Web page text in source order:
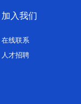
加入我们
在线联系
人才招聘